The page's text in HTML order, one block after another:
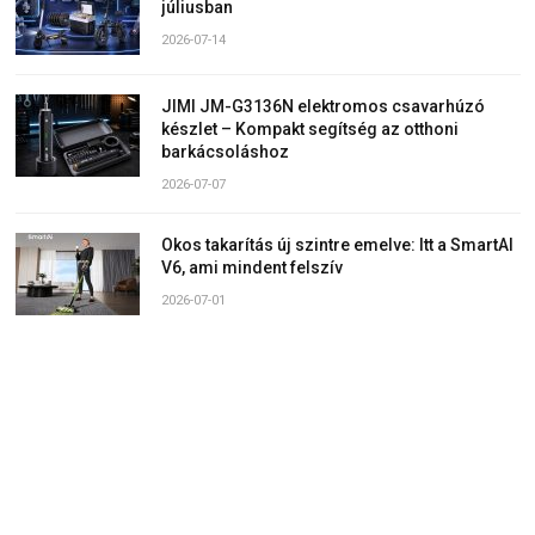
júliusban
2026-07-14
JIMI JM-G3136N elektromos csavarhúzó
készlet – Kompakt segítség az otthoni
barkácsoláshoz
2026-07-07
Okos takarítás új szintre emelve: Itt a SmartAI
V6, ami mindent felszív
2026-07-01